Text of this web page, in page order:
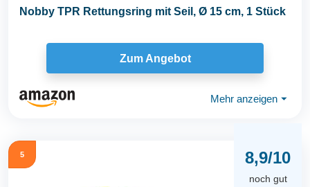
Nobby TPR Rettungsring mit Seil, Ø 15 cm, 1 Stück
Zum Angebot
Mehr anzeigen ⏷
5 8,9/10
noch gut